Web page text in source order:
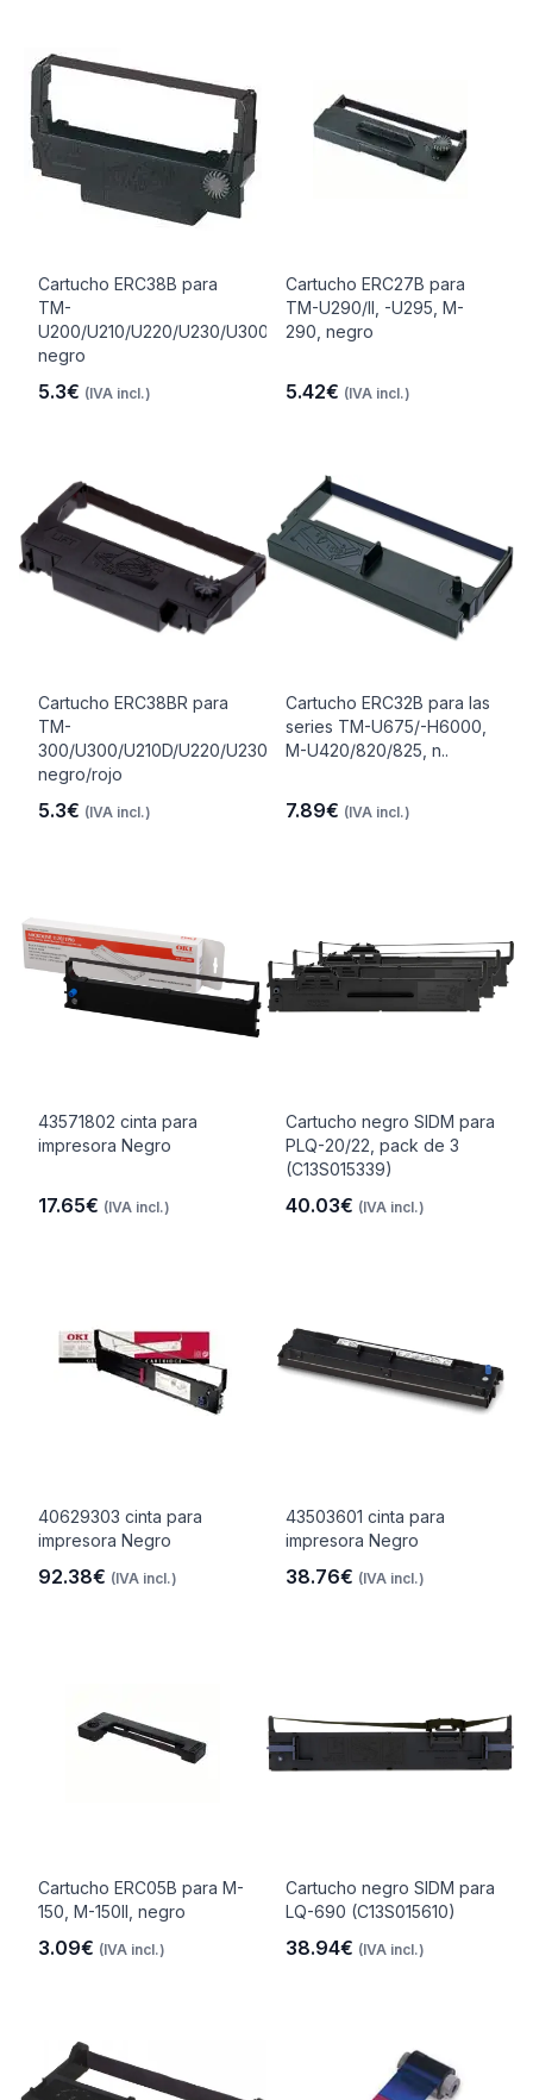
Cartucho ERC38B para
TM-
U200/U210/U220/U230/U300/U375,
negro
5.3€ (IVA incl.)
Cartucho ERC27B para
TM-U290/II, -U295, M-
290, negro
5.42€ (IVA incl.)
Cartucho ERC38BR para
TM-
300/U300/U210D/U220/U230,
negro/rojo
5.3€ (IVA incl.)
Cartucho ERC32B para las
series TM-U675/-H6000,
M-U420/820/825, n..
7.89€ (IVA incl.)
43571802 cinta para
impresora Negro
17.65€ (IVA incl.)
Cartucho negro SIDM para
PLQ-20/22, pack de 3
(C13S015339)
40.03€ (IVA incl.)
40629303 cinta para
impresora Negro
92.38€ (IVA incl.)
43503601 cinta para
impresora Negro
38.76€ (IVA incl.)
Cartucho ERC05B para M-
150, M-150II, negro
3.09€ (IVA incl.)
Cartucho negro SIDM para
LQ-690 (C13S015610)
38.94€ (IVA incl.)